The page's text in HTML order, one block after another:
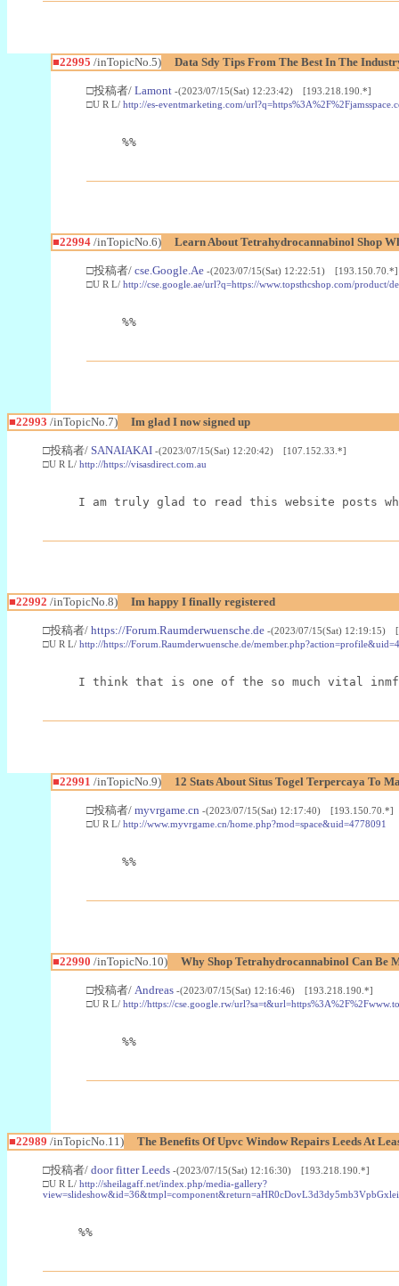
■22995 /inTopicNo.5) Data Sdy Tips From The Best In The
□投稿者/ Lamont -(2023/07/15(Sat) 12:23:42) [193.218.190.*]
□U R L/ http://es-eventmarketing.com/
%%
■22994/inTopicNo.6) Learn About Tetrahydrocannabinol Shop
□投稿者/ cse.Google.Ae -(2023/07/15(Sat) 12:22:51) [193.150.70.*]
□U R L/ http://cse.google.ae/url?q=https://www.topsthcshop.com/
%%
■22993 /inTopicNo.7) Im glad I now signed up
□投稿者/ SANAIAKAI -(2023/07/15(Sat) 12:20:42) [107.152.33.*]
□U R L/ http://https://visasdirect.com.au
I am truly glad to read this website posts
■22992 /inTopicNo.8) Im happy I finally registered
□投稿者/ https://Forum.Raumderwuensche.de -(2023/07/15(Sat) 12:19:15)
□U R L/ http://https://Forum.Raumderwuensche.de/
I think that is one of the so much vital
■22991 /inTopicNo.9) 12 Stats About Situs Togel Terpercaya To
□投稿者/ myvrgame.cn -(2023/07/15(Sat) 12:17:40) [193.150.70.*]
□U R L/ http://www.myvrgame.cn/home.php?mod=space&uid=4778091
%%
■22990 /inTopicNo.10) Why Shop Tetrahydrocannabinol Can Be
□投稿者/ Andreas -(2023/07/15(Sat) 12:16:46) [193.218.190.*]
□U R L/ http://https://cse.google.rw/
%%
■22989 /inTopicNo.11) The Benefits Of Upvc Window Repairs Leeds At
□投稿者/ door fitter Leeds -(2023/07/15(Sat) 12:16:30) [193.218.190.*]
□U R L/ http://sheilagaff.net/index.php/media-gallery?
%%